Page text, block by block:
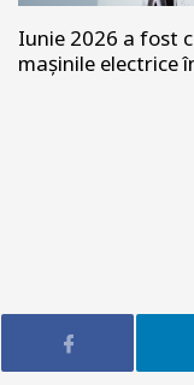
Iunie 2026 a fost
mașinile electrice